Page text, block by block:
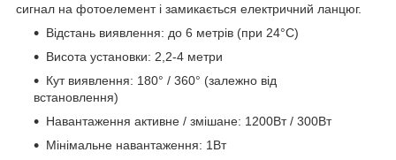
сигнал на фотоелемент і замикається електричний ланцюг.
Відстань виявлення: до 6 метрів (при 24°C)
Висота установки: 2,2-4 метри
Кут виявлення: 180° / 360° (залежно від
встановлення)
Навантаження активне / змішане: 1200Вт / 300Вт
Мінімальне навантаження: 1Вт